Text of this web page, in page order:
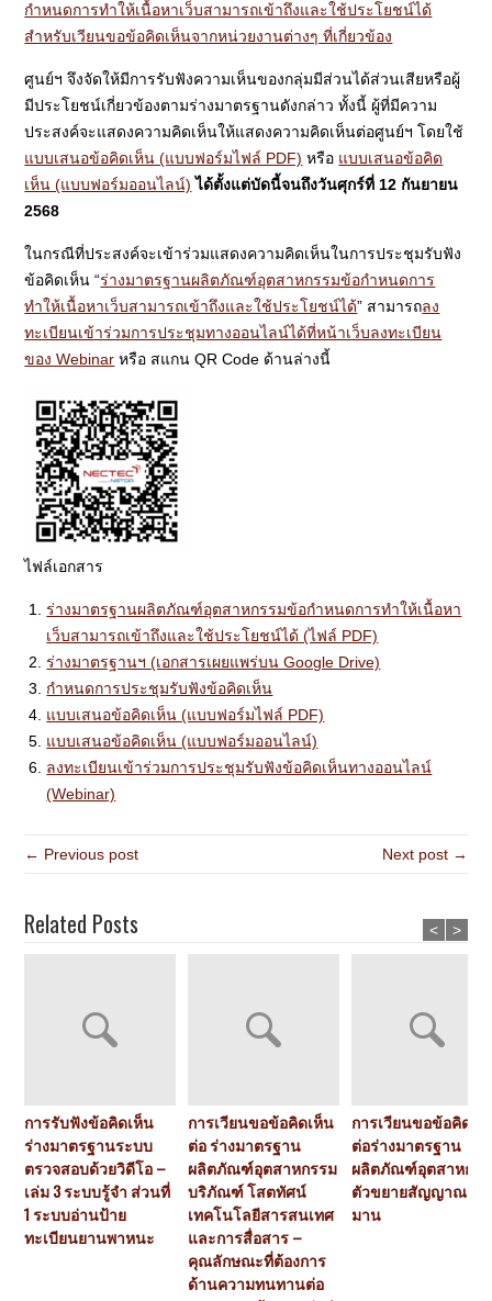
กำหนดการทำให้เนื้อหาเว็บสามารถเข้าถึงและใช้ประโยชน์ได้
สำหรับเวียนขอข้อคิดเห็นจากหน่วยงานต่างๆ ที่เกี่ยวข้อง
ศูนย์ฯ จึงจัดให้มีการรับฟังความเห็นของกลุ่มมีส่วนได้ส่วนเสียหรือผู้
มีประโยชน์เกี่ยวข้องตามร่างมาตรฐานดังกล่าว ทั้งนี้ ผู้ที่มีความ
ประสงค์จะแสดงความคิดเห็นให้แสดงความคิดเห็นต่อศูนย์ฯ โดยใช้
แบบเสนอข้อคิดเห็น (แบบฟอร์มไฟล์ PDF) หรือ แบบเสนอข้อคิด
เห็น (แบบฟอร์มออนไลน์) ได้ตั้งแต่บัดนี้จนถึงวันศุกร์ที่ 12 กันยายน
2568
ในกรณีที่ประสงค์จะเข้าร่วมแสดงความคิดเห็นในการประชุมรับฟัง
ข้อคิดเห็น “ร่างมาตรฐานผลิตภัณฑ์อุตสาหกรรมข้อกำหนดการ
ทำให้เนื้อหาเว็บสามารถเข้าถึงและใช้ประโยชน์ได้” สามารถลง
ทะเบียนเข้าร่วมการประชุมทางออนไลน์ได้ที่หน้าเว็บลงทะเบียน
ของ Webinar หรือ สแกน QR Code ด้านล่างนี้
ไฟล์เอกสาร
ร่างมาตรฐานผลิตภัณฑ์อุตสาหกรรมข้อกำหนดการทำให้เนื้อหา
เว็บสามารถเข้าถึงและใช้ประโยชน์ได้ (ไฟล์ PDF)
ร่างมาตรฐานฯ (เอกสารเผยแพร่บน Google Drive)
กำหนดการประชุมรับฟังข้อคิดเห็น
แบบเสนอข้อคิดเห็น (แบบฟอร์มไฟล์ PDF)
แบบเสนอข้อคิดเห็น (แบบฟอร์มออนไลน์)
ลงทะเบียนเข้าร่วมการประชุมรับฟังข้อคิดเห็นทางออนไลน์
(Webinar)
← Previous post Next post →
Related Posts
การรับฟังข้อคิดเห็น
ร่างมาตรฐานระบบ
ตรวจสอบด้วยวิดีโอ –
เล่ม 3 ระบบรู้จำ ส่วนที่
1 ระบบอ่านป้าย
ทะเบียนยานพาหนะ
การเวียนขอข้อคิดเห็น
ต่อ ร่างมาตรฐาน
ผลิตภัณฑ์อุตสาหกรรม
บริภัณฑ์ โสตทัศน์
เทคโนโลยีสารสนเทศ
และการสื่อสาร –
คุณลักษณะที่ต้องการ
ด้านความทนทานต่อ
การเวียนขอข้อคิดเ
ต่อร่างมาตรฐาน
ผลิตภัณฑ์อุตสาหกร
ตัวขยายสัญญาณรา
มาน
< >